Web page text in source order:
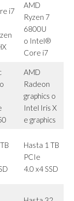
i7
AMD
Ryzen 7
6800U
o Intel®
Core i7
AMD
Radeon
graphics o
Intel Iris X
e graphics
Hasta 1 TB
PCIe
4.0 x4 SSD